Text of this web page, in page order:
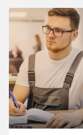
13:04, 11.07.2026